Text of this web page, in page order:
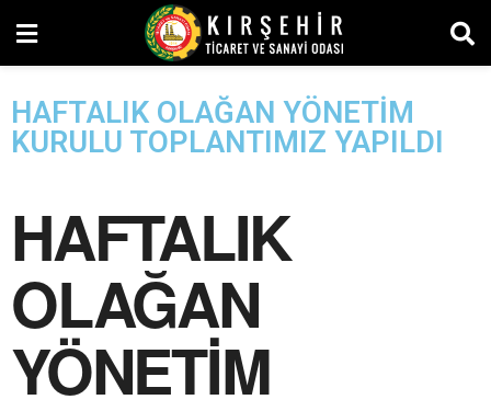
HAFTALIK OLAĞAN YÖNETİM
KURULU TOPLANTIMIZ YAPILDI
HAFTALIK
OLAĞAN
YÖNETİM